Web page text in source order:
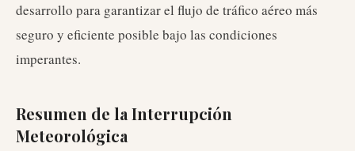
desarrollo para garantizar el flujo de tráfico aéreo más
seguro y eficiente posible bajo las condiciones
imperantes.
Resumen de la Interrupción
Meteorológica